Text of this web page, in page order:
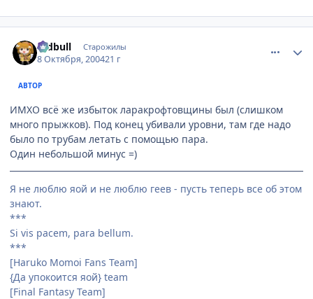
redbull Старожилы
8 Октября, 200421 г
АВТОР
ИМХО всё же избыток ларакрофтовщины был (слишком
много прыжков). Под конец убивали уровни, там где надо
было по трубам летать с помощью пара.
Один небольшой минус =)
Я не люблю яой и не люблю геев - пусть теперь все об этом
знают.
***
Si vis pacem, para bellum.
***
[Haruko Momoi Fans Team]
{Да упокоится яой} team
[Final Fantasy Team]